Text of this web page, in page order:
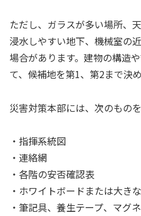
ただし、ガラスが多い場所、
浸水しやすい地下、機械室の
場合があります。建物の構造
て、候補地を第1、第2まで決
災害対策本部には、次のものを
・指揮系統図
・連絡網
・各階の安否確認表
・ホワイトボードまたは大き
・筆記具、養生テープ、マグ